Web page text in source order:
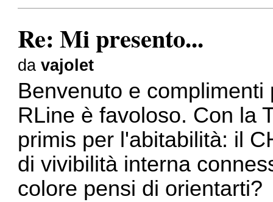
Re: Mi presento...
davajolet
Benvenuto e
RLine è favoloso. Con la
primis per l'abitabilità: il
di vivibilità interna
colore pensi di orientarti?